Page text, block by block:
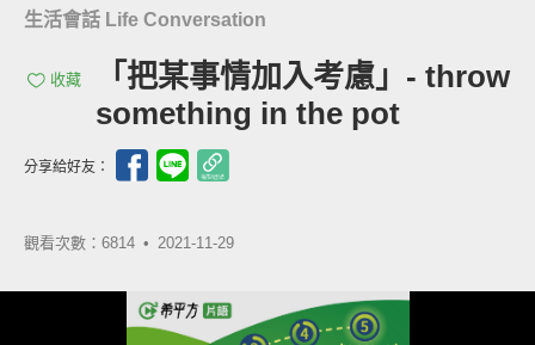
生活會話 Life Conversation
收藏
「把某事情加入考慮」- throw
something in the pot
分享給好友：
觀看次數：6814 • 2021-11-29